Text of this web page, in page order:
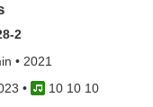
2
• 2021
•
10 10 10